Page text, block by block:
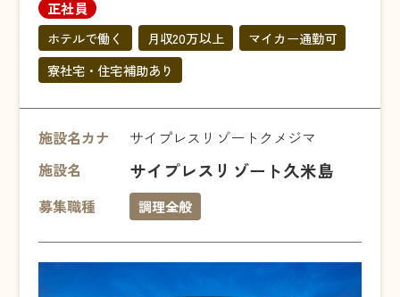
正社員
ホテルで働く 月収20万以上
マイカー通勤可
寮社宅・住宅補助あり
施設名カナ
サイプレスリゾートクメジマ
施設名
サイプレスリゾート久米島
募集職種 調理全般